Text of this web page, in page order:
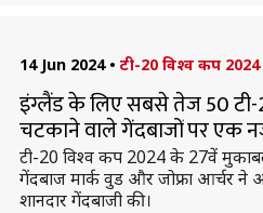
14 Jun 2024 • टी-20 विश्व कप 2024
इंग्लैंड के लिए सबसे तेज 50 टी-
चटकाने वाले गेंदबाजों पर एक
टी-20 विश्व कप 2024 के 27वें
गेंदबाज मार्क वुड और जोफ्रा आर्चर ने
शानदार गेंदबाजी की।